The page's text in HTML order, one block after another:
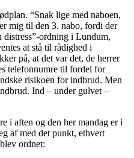
“Snak lige med naboen,
mig til den 3. nabo, fordi der
distress”-ordning i Lundum,
at stå til rådighed i
på, at det var det, de herrer
telefonnumre til fordel for
risikoen for indbrud. Men
Ind – under gulvet –
i aften og den her mandag er i
af med det punkt, ethvert
ordnet: